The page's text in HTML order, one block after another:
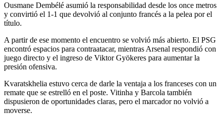
Ousmane Dembélé asumió la responsabilidad desde los once metros
y convirtió el 1-1 que devolvió al conjunto francés a la pelea por el
título.
A partir de ese momento el encuentro se volvió más abierto. El PSG
encontró espacios para contraatacar, mientras Arsenal respondió con
juego directo y el ingreso de Viktor Gyökeres para aumentar la
presión ofensiva.
Kvaratskhelia estuvo cerca de darle la ventaja a los franceses con un
remate que se estrelló en el poste. Vitinha y Barcola también
dispusieron de oportunidades claras, pero el marcador no volvió a
moverse.